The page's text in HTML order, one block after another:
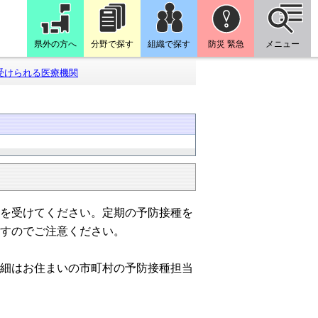
県外の方へ 分野で探す 組織で探す 防災 緊急 メニュー
けられる医療機関
受けてください。定期の予防接種を
のでご注意ください。
はお住まいの市町村の予防接種担当